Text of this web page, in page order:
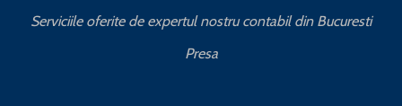
Serviciile oferite de expertul nostru contabil din Bucuresti
Presa